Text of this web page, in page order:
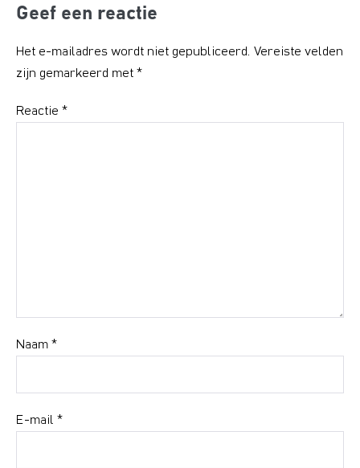
Geef een reactie
Het e-mailadres wordt niet gepubliceerd. Vereiste velden
zijn gemarkeerd met *
Reactie *
Naam *
E-mail *